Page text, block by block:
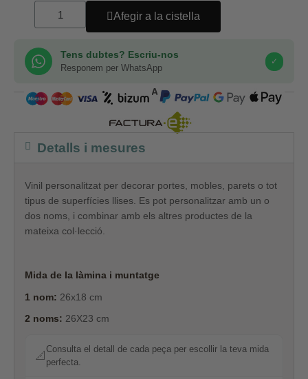
Afegir a la cistella
Tens dubtes? Escriu-nos
Responem per WhatsApp
✓
COMPRA SEGURA
Detalls i mesures
Vinil personalitzat per decorar portes, mobles, parets o tot
tipus de superfícies llises. Es pot personalitzar amb un o
dos noms, i combinar amb els altres productes de la
mateixa col·lecció.
Mida de la làmina i muntatge
1 nom: 26x18 cm
2 noms: 26X23 cm
📐
Consulta el detall de cada peça per escollir la teva mida
perfecta.